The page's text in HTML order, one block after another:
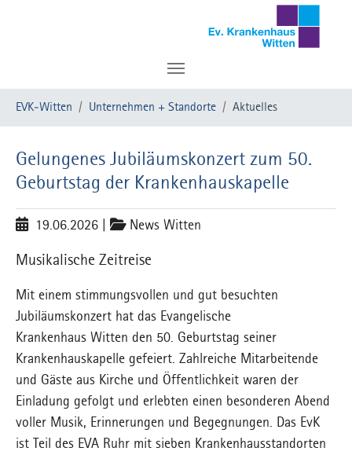
Sie sind hier:
EVK-Witten Unternehmen + Standorte Aktuelles
Gelungenes Jubiläumskonzert zum 50.
Geburtstag der Krankenhauskapelle
19.06.2026 News Witten
Musikalische Zeitreise
Mit einem stimmungsvollen und gut besuchten
Jubiläumskonzert hat das Evangelische
Krankenhaus Witten den 50. Geburtstag seiner
Krankenhauskapelle gefeiert. Zahlreiche Mitarbeitende
und Gäste aus Kirche und Öffentlichkeit waren der
Einladung gefolgt und erlebten einen besonderen Abend
voller Musik, Erinnerungen und Begegnungen. Das EvK
ist Teil des EVA Ruhr mit sieben Krankenhausstandorten